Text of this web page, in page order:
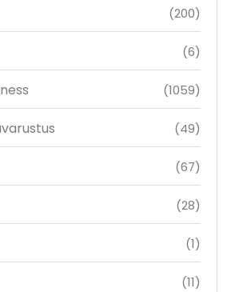
(200)
(6)
(1059)
(49)
(67)
(28)
(1)
(11)